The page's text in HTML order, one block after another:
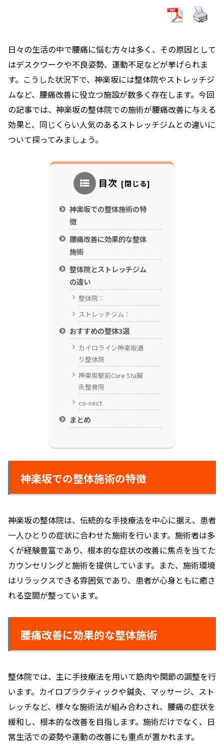
日々の生活の中で腰痛に悩む方々は多く、その原因として
はデスクワークや不良姿勢、運動不足などが挙げられま
す。こうした状況下で、神楽坂には整体院やストレッチジ
ムなど、腰痛改善に役立つ施設が数多く存在します。今回
の記事では、神楽坂の整体院での施術が腰痛改善に与える
効果と、同じくらい人気のあるストレッチジムとの違いに
ついて探ってみましょう。
目次
神楽坂での整体施術の特
徴
腰痛改善に効果的な整体
施術
整体院とストレッチジム
の違い
整体院：
ストレッチジム：
おすすめの整体3選
カイロライン神楽坂通
り整体院
神楽坂駅前Cure Sta鍼
灸整骨院
co-nect
まとめ
神楽坂での整体施術の特徴
神楽坂の整体院は、伝統的な手技療法を中心に据え、患者
一人ひとりの症状に合わせた施術を行います。施術者は多
くが経験豊富であり、根本的な症状の改善に焦点を当てた
カウンセリングと施術を提供しています。また、施術環境
はリラックスできる雰囲気であり、患者が心身ともに癒さ
れる空間が整っています。
腰痛改善に効果的な整体施術
整体院では、主に手技療法を用いて筋肉や関節の調整を行
います。カイロプラクティックや鍼灸、マッサージ、スト
レッチなど、様々な施術法が組み合わされ、腰痛の症状を
緩和し、根本的な改善を目指します。施術だけでなく、日
常生活での姿勢や運動の改善にも重点が置かれます。